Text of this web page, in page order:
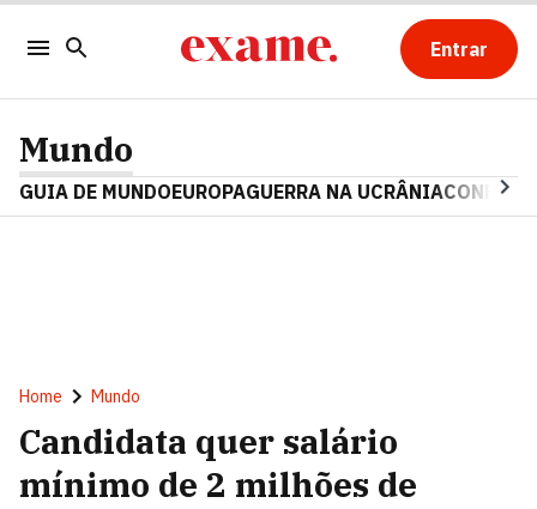
Entrar
Mundo
GUIA DE MUNDOEUROPAGUERRA NA UCRÂNIA
Home Mundo
Candidata quer salário
mínimo de 2 milhões de